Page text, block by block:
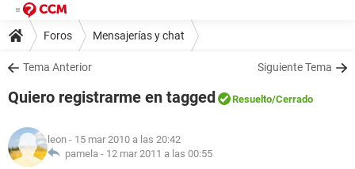
Foros Mensajerías y chat
Tema Anterior Siguiente Tema
Quiero registrarme en tagged Resuelto/Cerrado
leon - 15 mar 2010 a las 20:42
pamela - 12 mar 2011 a las 00:55